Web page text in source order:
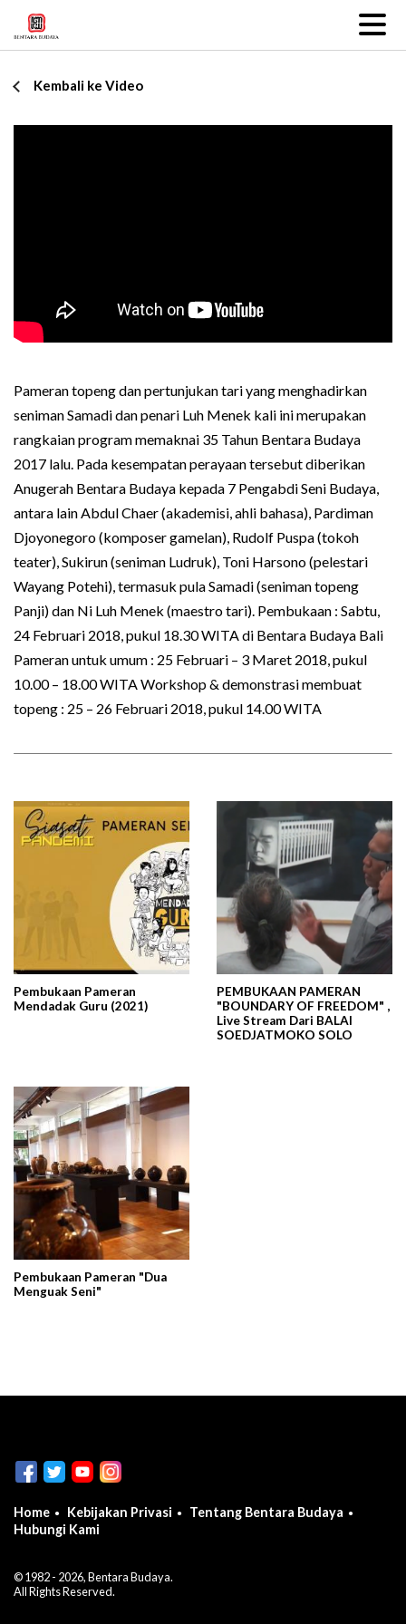
Kembali ke Video
Pameran topeng dan pertunjukan tari yang menghadirkan
seniman Samadi dan penari Luh Menek kali ini merupakan
rangkaian program memaknai 35 Tahun Bentara Budaya
2017 lalu. Pada kesempatan perayaan tersebut diberikan
Anugerah Bentara Budaya kepada 7 Pengabdi Seni Budaya,
antara lain Abdul Chaer (akademisi, ahli bahasa), Pardiman
Djoyonegoro (komposer gamelan), Rudolf Puspa (tokoh
teater), Sukirun (seniman Ludruk), Toni Harsono (pelestari
Wayang Potehi), termasuk pula Samadi (seniman topeng
Panji) dan Ni Luh Menek (maestro tari). Pembukaan : Sabtu,
24 Februari 2018, pukul 18.30 WITA di Bentara Budaya Bali
Pameran untuk umum : 25 Februari – 3 Maret 2018, pukul
10.00 – 18.00 WITA Workshop & demonstrasi membuat
topeng : 25 – 26 Februari 2018, pukul 14.00 WITA
Pembukaan Pameran
Mendadak Guru (2021)
PEMBUKAAN PAMERAN
"BOUNDARY OF FREEDOM" ,
Live Stream Dari BALAI
SOEDJATMOKO SOLO
Pembukaan Pameran "Dua
Menguak Seni"
Home Kebijakan Privasi
Tentang Bentara Budaya
Hubungi Kami
© 1982 - 2026, Bentara Budaya.
All Rights Reserved.